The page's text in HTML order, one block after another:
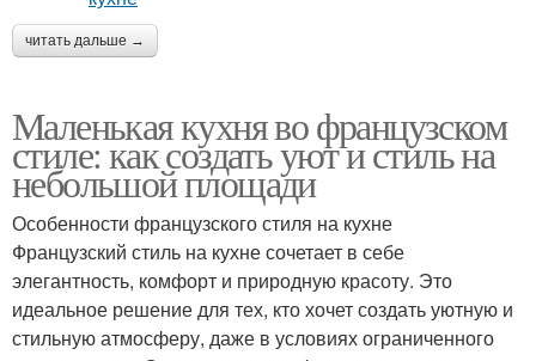
читать дальше →
Маленькая кухня во французском
стиле: как создать уют и стиль на
небольшой площади
Особенности французского стиля на кухне
Французский стиль на кухне сочетает в себе
элегантность, комфорт и природную красоту. Это
идеальное решение для тех, кто хочет создать уютную и
стильную атмосферу, даже в условиях ограниченного